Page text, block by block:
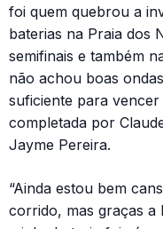
foi quem quebrou a
baterias na Praia dos
semifinais e também
não achou boas
suficiente para
completada por
Jayme Pereira.
“Ainda estou bem
corrido, mas graças a